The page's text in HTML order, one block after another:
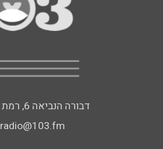
דבורה הנביאה 6, רמת השרון
radio@103.fm